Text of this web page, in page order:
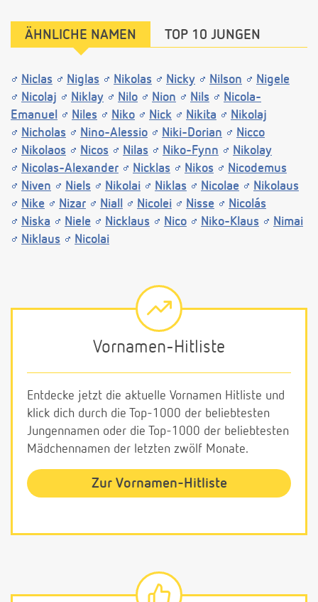
ÄHNLICHE NAMEN TOP 10 JUNGEN
Niclas Niglas Nikolas Nicky Nilson
Nigele
Nicolaj
Niklay Nilo Nion Nils
Nicola-
Emanuel
Niles Niko Nick Nikita
Nikolaj
Nicholas
Nino-Alessio Niki-Dorian
Nicco
Nikolaos
Nicos Nilas Niko-Fynn
Nikolay
Nicolas-Alexander
Nicklas Nikos
Nicodemus
Niven
Niels Nikolai Niklas Nicolae
Nikolaus
Nike
Nizar Niall Nicolei Nisse
Nicolás
Niska
Niele Nicklaus Nico Niko-Klaus
Nimai
Niklaus
Nicolai
Vornamen-Hitliste
Entdecke jetzt die aktuelle Vornamen Hitliste und
klick dich durch die Top-1000 der beliebtesten
Jungennamen oder die Top-1000 der beliebtesten
Mädchennamen der letzten zwölf Monate.
Zur Vornamen-Hitliste